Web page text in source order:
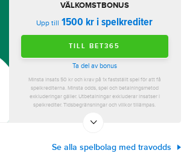
VÄLKOMSTBONUS
Upp till 1500 kr i spelkrediter
TILL BET365
Ta del av bonus
Minsta insats 50 kr och krav på 1x fastställt spel för att få
spelkrediterna. Minsta odds, spel och betalningsmetod
exkluderingar gäller. Utbetalningar exkluderar insatser i
spelkrediter. Tidsbegränsningar och villkor tillämpas.
Se alla spelbolag med travodds